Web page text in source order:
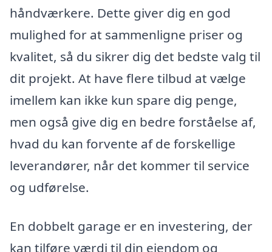
håndværkere. Dette giver dig en god
mulighed for at sammenligne priser og
kvalitet, så du sikrer dig det bedste valg til
dit projekt. At have flere tilbud at vælge
imellem kan ikke kun spare dig penge,
men også give dig en bedre forståelse af,
hvad du kan forvente af de forskellige
leverandører, når det kommer til service
og udførelse.
En dobbelt garage er en investering, der
kan tilføre værdi til din ejendom og